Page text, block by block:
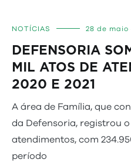
NOTÍCIAS 28 de maio
DEFENSORIA
MIL ATOS DE
2020 E 2021
A área de Família, que
da Defensoria, registrou
atendimentos, com
período